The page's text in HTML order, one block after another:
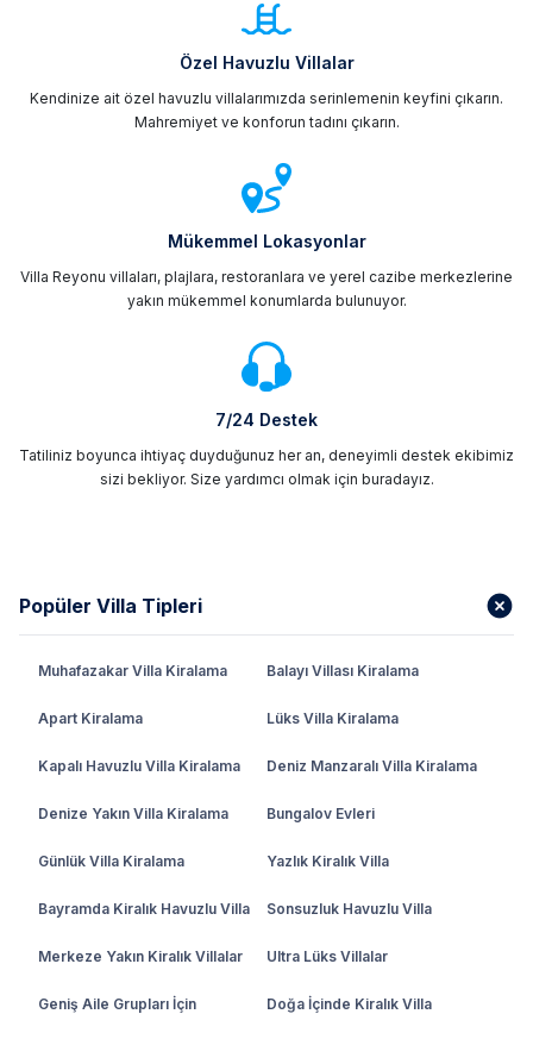
Özel Havuzlu Villalar
Kendinize ait özel havuzlu villalarımızda serinlemenin keyfini çıkarın.
Mahremiyet ve konforun tadını çıkarın.
Mükemmel Lokasyonlar
Villa Reyonu villaları, plajlara, restoranlara ve yerel cazibe merkezlerine
yakın mükemmel konumlarda bulunuyor.
7/24 Destek
Tatiliniz boyunca ihtiyaç duyduğunuz her an, deneyimli destek ekibimiz
sizi bekliyor. Size yardımcı olmak için buradayız.
Popüler Villa Tipleri
Muhafazakar Villa Kiralama Balayı Villası Kiralama
Apart Kiralama Lüks Villa Kiralama
Kapalı Havuzlu Villa Kiralama Deniz Manzaralı Villa Kiralama
Denize Yakın Villa Kiralama Bungalov Evleri
Günlük Villa Kiralama Yazlık Kiralık Villa
Bayramda Kiralık Havuzlu Villa Sonsuzluk Havuzlu Villa
Merkeze Yakın Kiralık Villalar Ultra Lüks Villalar
Geniş Aile Grupları İçin Doğa İçinde Kiralık Villa